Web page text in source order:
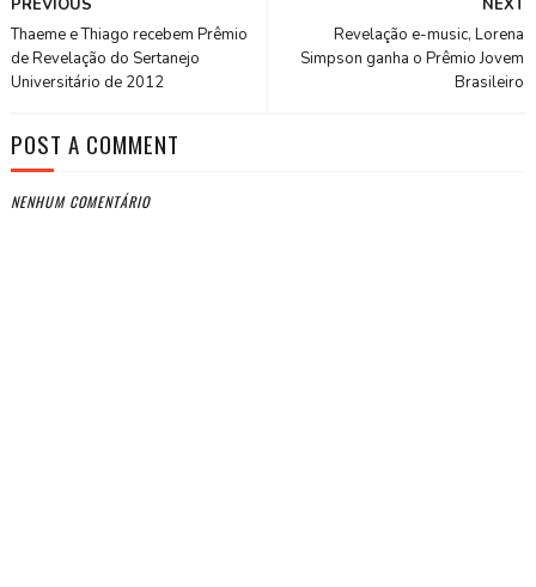
NEXT
Revelação e-music, Lorena
Simpson ganha o Prêmio Jovem
Brasileiro
PREVIOUS
Thaeme e Thiago recebem Prêmio
de Revelação do Sertanejo
Universitário de 2012
POST A COMMENT
NENHUM COMENTÁRIO